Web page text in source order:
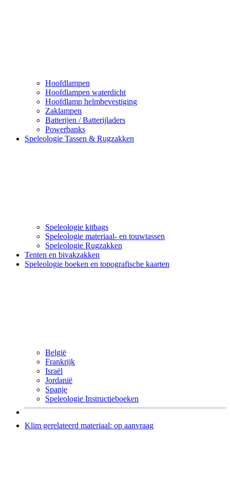
Hoofdlampen
Hoofdlampen waterdicht
Hoofdlamp helmbevestiging
Zaklampen
Batterijen / Batterijladers
Powerbanks
Speleologie Tassen & Rugzakken
Speleologie kitbags
Speleologie materiaal- en touwtassen
Speleologie Rugzakken
Tenten en bivakzakken
Speleologie boeken en topografische kaarten
België
Frankrijk
Israël
Jordanië
Spanje
Speleologie Instructieboeken
Klim gerelateerd materiaal: op aanvraag